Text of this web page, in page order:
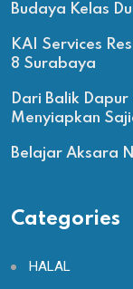
Budaya Kelas
KAI Services
8 Surabaya
Dari Balik
Menyiapkan
Belajar Aksara
Categories
HALAL